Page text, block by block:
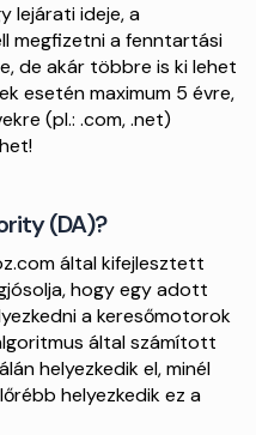
lejárati ideje, a
megfizetni a fenntartási
de akár többre is ki lehet
esetén maximum 5 évre,
(pl.: .com, .net)
(DA)?
által kifejlesztett
hogy egy adott
a keresőmotorok
által számított
helyezkedik el, minél
helyezkedik ez a